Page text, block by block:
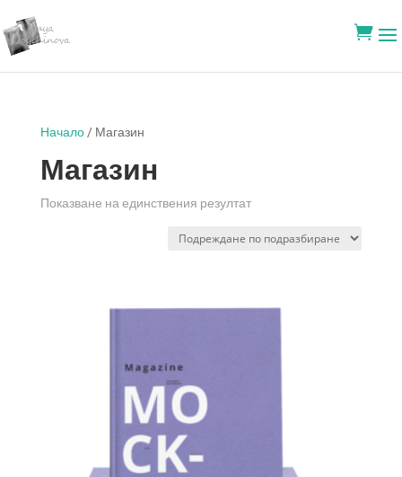

Начало/ Магазин
Магазин
Показване на единствения резултат